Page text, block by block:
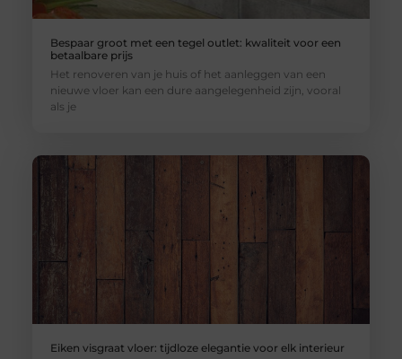
Bespaar groot met een tegel outlet: kwaliteit voor een
betaalbare prijs
Het renoveren van je huis of het aanleggen van een
nieuwe vloer kan een dure aangelegenheid zijn, vooral
als je
Eiken visgraat vloer: tijdloze elegantie voor elk interieur